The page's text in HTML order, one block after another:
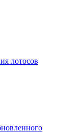
лотосов